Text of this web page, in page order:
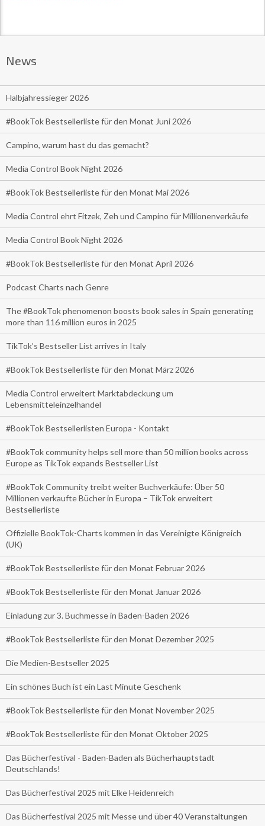
News
Halbjahressieger 2026
#BookTok Bestsellerliste für den Monat Juni 2026
Campino, warum hast du das gemacht?
Media Control Book Night 2026
#BookTok Bestsellerliste für den Monat Mai 2026
Media Control ehrt Fitzek, Zeh und Campino für Millionenverkäufe
Media Control Book Night 2026
#BookTok Bestsellerliste für den Monat April 2026
Podcast Charts nach Genre
The #BookTok phenomenon boosts book sales in Spain generating
more than 116 million euros in 2025
TikTok’s Bestseller List arrives in Italy
#BookTok Bestsellerliste für den Monat März 2026
Media Control erweitert Marktabdeckung um
Lebensmitteleinzelhandel
#BookTok Bestsellerlisten Europa - Kontakt
#BookTok community helps sell more than 50 million books across
Europe as TikTok expands Bestseller List
#BookTok Community treibt weiter Buchverkäufe: Über 50
Millionen verkaufte Bücher in Europa – TikTok erweitert
Bestsellerliste
Offizielle BookTok-Charts kommen in das Vereinigte Königreich
(UK)
#BookTok Bestsellerliste für den Monat Februar 2026
#BookTok Bestsellerliste für den Monat Januar 2026
Einladung zur 3. Buchmesse in Baden-Baden 2026
#BookTok Bestsellerliste für den Monat Dezember 2025
Die Medien-Bestseller 2025
Ein schönes Buch ist ein Last Minute Geschenk
#BookTok Bestsellerliste für den Monat November 2025
#BookTok Bestsellerliste für den Monat Oktober 2025
Das Bücherfestival - Baden-Baden als Bücherhauptstadt
Deutschlands!
Das Bücherfestival 2025 mit Elke Heidenreich
Das Bücherfestival 2025 mit Messe und über 40 Veranstaltungen